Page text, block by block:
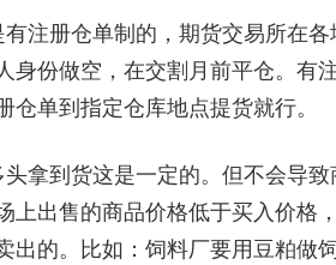
册仓单制的，期货交易所在各
身份做空，在交割月前平仓。有
仓单到指定仓库地点提货就行。
到货这是一定的。但不会导致
上出售的商品价格低于买入价格
出的。比如：饲料厂要用豆粕做